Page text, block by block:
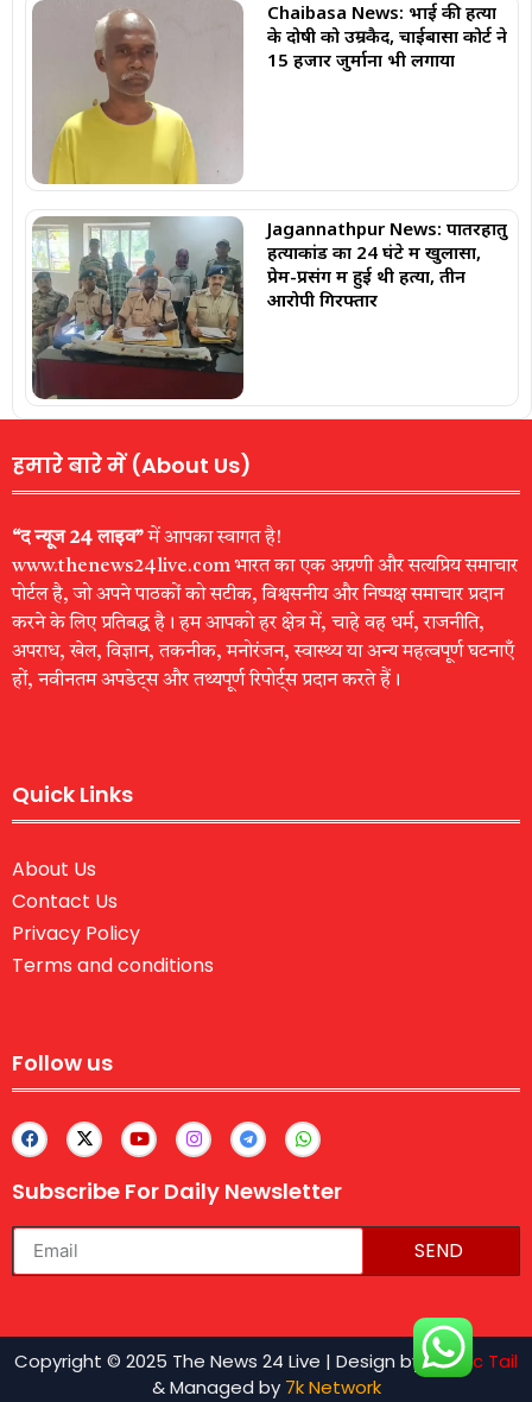
Chaibasa News: भाई की हत्या
के दोषी को उम्रकैद, चाईबासा कोर्ट ने
₹15 हजार जुर्माना भी लगाया
Jagannathpur News: पातरहातु
हत्याकांड का 24 घंटे में खुलासा,
प्रेम-प्रसंग में हुई थी हत्या, तीन
आरोपी गिरफ्तार
हमारे बारे में (About Us)
“द न्यूज 24 लाइव”में आपका स्वागत है!
www.thenews24live.com भारत का एक अग्रणी और सत्यप्रिय समाचार
पोर्टल है, जो अपने पाठकों को सटीक, विश्वसनीय और निष्पक्ष समाचार प्रदान
करने के लिए प्रतिबद्ध है। हम आपको हर क्षेत्र में, चाहे वह धर्म, राजनीति,
अपराध, खेल, विज्ञान, तकनीक, मनोरंजन, स्वास्थ्य या अन्य महत्वपूर्ण घटनाएँ
हों, नवीनतम अपडेट्स और तथ्यपूर्ण रिपोर्ट्स प्रदान करते हैं।
Quick Links
About Us
Contact Us
Privacy Policy
Terms and conditions
Follow us
Subscribe For Daily Newsletter
SEND
Copyright © 2025 The News 24 Live | Design byTraffic Tail
& Managed by 7k Network